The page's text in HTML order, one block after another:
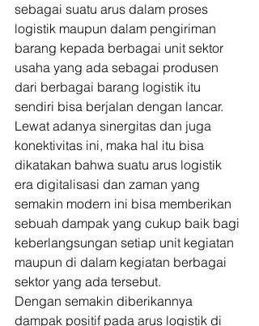
sebagai suatu arus dalam proses
logistik maupun dalam pengiriman
barang kepada berbagai unit sektor
usaha yang ada sebagai produsen
dari berbagai barang logistik itu
sendiri bisa berjalan dengan lancar.
Lewat adanya sinergitas dan juga
konektivitas ini, maka hal itu bisa
dikatakan bahwa suatu arus logistik
era digitalisasi dan zaman yang
semakin modern ini bisa memberikan
sebuah dampak yang cukup baik bagi
keberlangsungan setiap unit kegiatan
maupun di dalam kegiatan berbagai
sektor yang ada tersebut.
Dengan semakin diberikannya
dampak positif pada arus logistik di